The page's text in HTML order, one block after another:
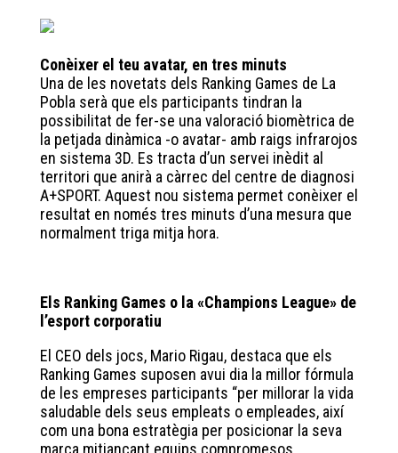
Conèixer el teu avatar, en tres minuts
Una de les novetats dels Ranking Games de La
Pobla serà que els participants tindran la
possibilitat de fer-se una valoració biomètrica de
la petjada dinàmica -o avatar- amb raigs infrarojos
en sistema 3D. Es tracta d’un servei inèdit al
territori que anirà a càrrec del centre de diagnosi
A+SPORT. Aquest nou sistema permet conèixer el
resultat en només tres minuts d’una mesura que
normalment triga mitja hora.
Els Ranking Games o la «Champions League» de
l’esport corporatiu
El CEO dels jocs, Mario Rigau, destaca que els
Ranking Games suposen avui dia la millor fórmula
de les empreses participants “per millorar la vida
saludable dels seus empleats o empleades, així
com una bona estratègia per posicionar la seva
marca mitjançant equips compromesos